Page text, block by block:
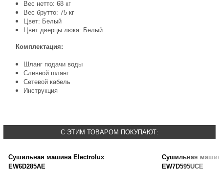
Вес нетто: 68 кг
Вес брутто: 75 кг
Цвет: Белый
Цвет дверцы люка: Белый
Комплектация:
Шланг подачи воды
Сливной шланг
Сетевой кабель
Инструкция
С ЭТИМ ТОВАРОМ ПОКУПАЮТ:
Сушильная машина Electrolux
EW6D285AE
Сушильная
EW7D595UCE